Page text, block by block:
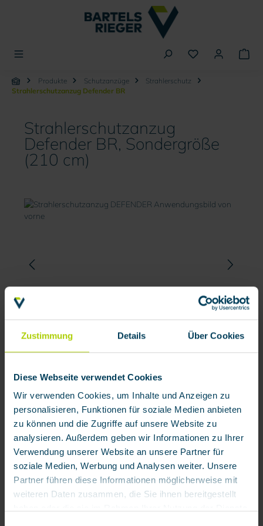
Zustimmung Details Über Cookies
Diese Webseite verwendet Cookies
Wir verwenden Cookies, um Inhalte und Anzeigen zu
personalisieren, Funktionen für soziale Medien anbieten
zu können und die Zugriffe auf unsere Website zu
analysieren. Außerdem geben wir Informationen zu Ihrer
Verwendung unserer Website an unsere Partner für
soziale Medien, Werbung und Analysen weiter. Unsere
Partner führen diese Informationen möglicherweise mit
weiteren Daten zusammen, die Sie ihnen bereitgestellt
Produkte Schutzanzüge
Strahlerschutz
Strahlerschutzanzug Defender BR
Strahlerschutzanzug
Defender BR, Sondergröße
(210 cm)
Bildergalerie überspringen